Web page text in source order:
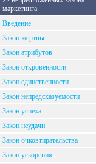
маркетинга
Введение
Закон жертвы
Закон атрибутов
Закон откровенности
Закон единственности
Закон непредсказуемости
Закон успеха
Закон неудачи
Закон очковтирательства
Закон ускорения